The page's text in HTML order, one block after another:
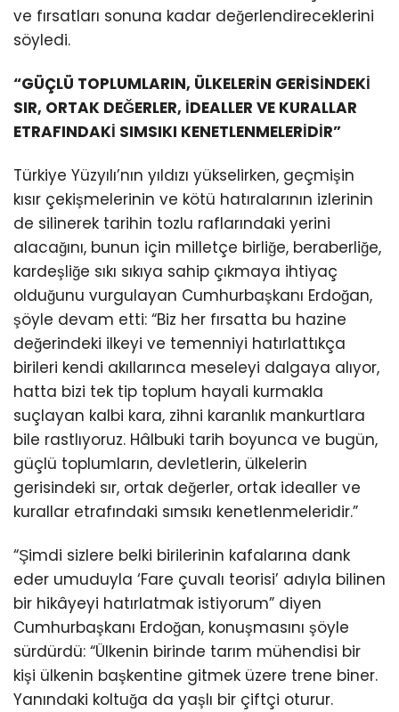
ve fırsatları sonuna kadar değerlendireceklerini
söyledi.
“GÜÇLÜ TOPLUMLARIN, ÜLKELERİN GERİSİNDEKİ
SIR, ORTAK DEĞERLER, İDEALLER VE KURALLAR
ETRAFINDAKİ SIMSIKI KENETLENMELERİDİR”
Türkiye Yüzyılı’nın yıldızı yükselirken, geçmişin
kısır çekişmelerinin ve kötü hatıralarının izlerinin
de silinerek tarihin tozlu raflarındaki yerini
alacağını, bunun için milletçe birliğe, beraberliğe,
kardeşliğe sıkı sıkıya sahip çıkmaya ihtiyaç
olduğunu vurgulayan Cumhurbaşkanı Erdoğan,
şöyle devam etti: “Biz her fırsatta bu hazine
değerindeki ilkeyi ve temenniyi hatırlattıkça
birileri kendi akıllarınca meseleyi dalgaya alıyor,
hatta bizi tek tip toplum hayali kurmakla
suçlayan kalbi kara, zihni karanlık mankurtlara
bile rastlıyoruz. Hâlbuki tarih boyunca ve bugün,
güçlü toplumların, devletlerin, ülkelerin
gerisindeki sır, ortak değerler, ortak idealler ve
kurallar etrafındaki sımsıkı kenetlenmeleridir.”
“Şimdi sizlere belki birilerinin kafalarına dank
eder umuduyla ‘Fare çuvalı teorisi’ adıyla bilinen
bir hikâyeyi hatırlatmak istiyorum” diyen
Cumhurbaşkanı Erdoğan, konuşmasını şöyle
sürdürdü: “Ülkenin birinde tarım mühendisi bir
kişi ülkenin başkentine gitmek üzere trene biner.
Yanındaki koltuğa da yaşlı bir çiftçi oturur.